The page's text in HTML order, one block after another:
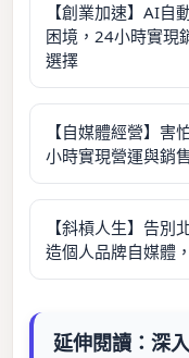
【創業加速】AI
困境，24小時實現
選擇
【自媒體經營】
小時實現營運與銷
【斜槓人生】告別
造個人品牌自媒體
延伸閱讀：深